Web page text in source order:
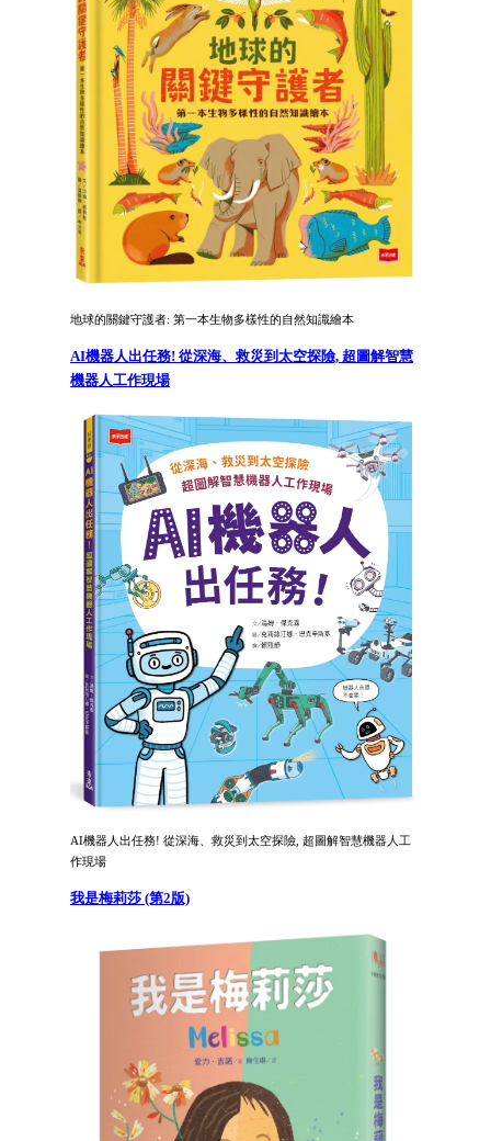
地球的關鍵守護者: 第一本生物多樣性的自然知識繪本
AI機器人出任務! 從深海、救災到太空探險, 超圖解智慧
機器人工作現場
AI機器人出任務! 從深海、救災到太空探險, 超圖解智慧機器人工
作現場
我是梅莉莎 (第2版)